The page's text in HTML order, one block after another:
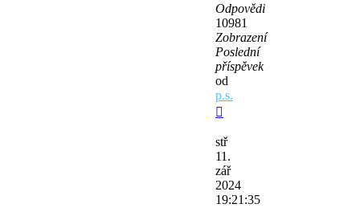
Odpovědi
10981
Zobrazení
Poslední
příspěvek
od
p.s.
stř
11.
zář
2024
19:21:35